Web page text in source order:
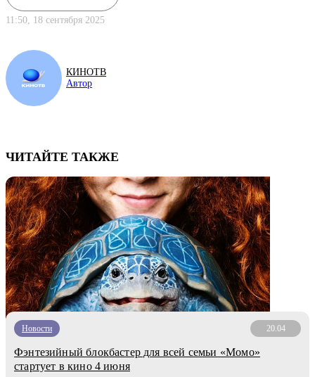
11:50, 18 сентября 2025
КИНОТВ
Автор
ЧИТАЙТЕ ТАКЖЕ
Новости 20.04
Фэнтезийный блокбастер для всей семьи «Момо»
стартует в кино 4 июня